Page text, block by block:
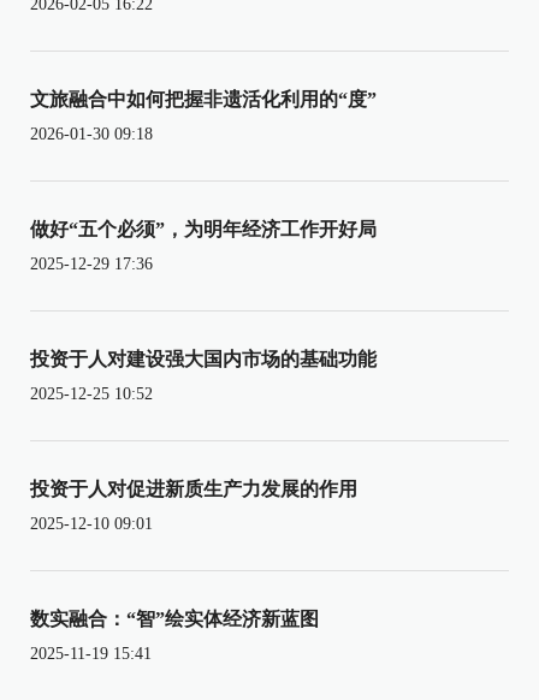
2026-02-05 16:22
文旅融合中如何把握非遗活化利用的“度”
2026-01-30 09:18
做好“五个必须”，为明年经济工作开好局
2025-12-29 17:36
投资于人对建设强大国内市场的基础功能
2025-12-25 10:52
投资于人对促进新质生产力发展的作用
2025-12-10 09:01
数实融合：“智”绘实体经济新蓝图
2025-11-19 15:41